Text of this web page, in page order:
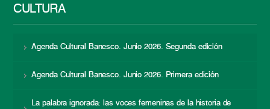
CULTURA
Agenda Cultural Banesco. Junio 2026. Segunda edición
Agenda Cultural Banesco. Junio 2026. Primera edición
La palabra ignorada: las voces femeninas de la historia de